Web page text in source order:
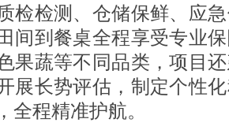
检检测、仓储保鲜、应
间到餐桌全程享受专业
果蔬等不同品类，项目
展长势评估，制定个性
全程精准护航。